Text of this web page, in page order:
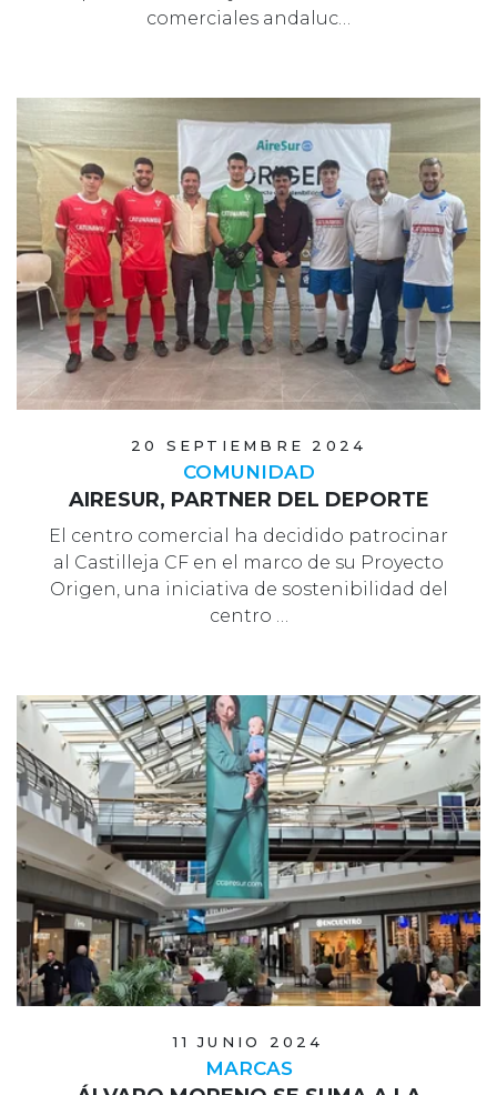
comerciales andaluc…
20 SEPTIEMBRE 2024
COMUNIDAD
AIRESUR, PARTNER DEL DEPORTE
El centro comercial ha decidido patrocinar
al Castilleja CF en el marco de su Proyecto
Origen, una iniciativa de sostenibilidad del
centro …
11 JUNIO 2024
MARCAS